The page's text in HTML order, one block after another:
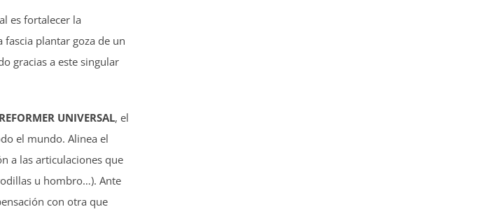
es fortalecer la
plantar goza de un
gracias a este singular
REFORMER UNIVERSAL, el
el mundo. Alinea el
a las articulaciones que
u hombro…). Ante
con otra que